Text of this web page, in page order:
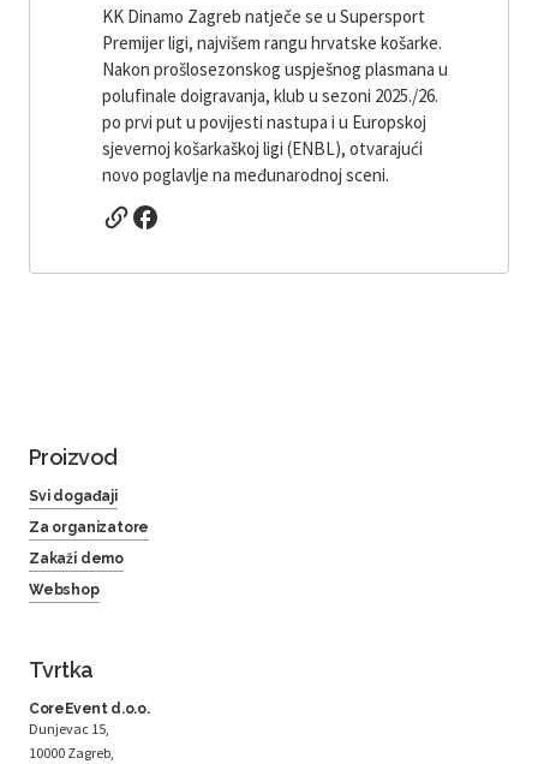
KK Dinamo Zagreb natječe se u Supersport
Premijer ligi, najvišem rangu hrvatske košarke.
Nakon prošlosezonskog uspješnog plasmana u
polufinale doigravanja, klub u sezoni 2025./26.
po prvi put u povijesti nastupa i u Europskoj
sjevernoj košarkaškoj ligi (ENBL), otvarajući
novo poglavlje na međunarodnoj sceni.
Proizvod
Svi događaji
Za organizatore
Zakaži demo
Webshop
Tvrtka
CoreEvent d.o.o.
Dunjevac 15,
10000 Zagreb,